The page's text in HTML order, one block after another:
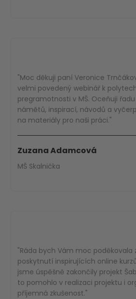
"Moc děkuji paní Veronice
velmi povedený webinář k
pregramotnosti v MŠ. Oceňuji
námětů, inspirací, návodů a
na materiály pro naši práci."
Zuzana Adamcová
MŠ Skalnička
"Ráda bych Vám moc poděkovala
poskytnutí inspirujících online
jsme úspěšně zakončily projekt
to pomohlo v realizaci projektu i
příjemná zkušenost."